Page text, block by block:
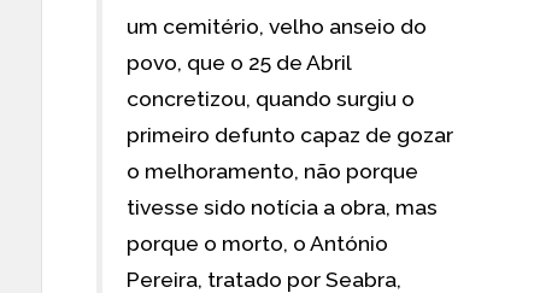
um cemitério, velho anseio do
povo, que o 25 de Abril
concretizou, quando surgiu o
primeiro defunto capaz de gozar
o melhoramento, não porque
tivesse sido notícia a obra, mas
porque o morto, o António
Pereira, tratado por Seabra,